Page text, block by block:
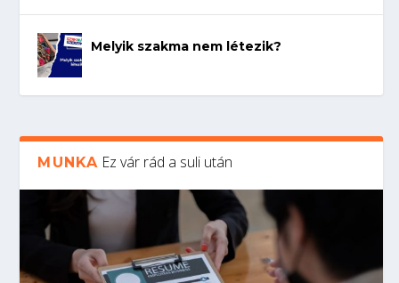
Melyik szakma nem létezik?
MUNKA Ez vár rád a suli után